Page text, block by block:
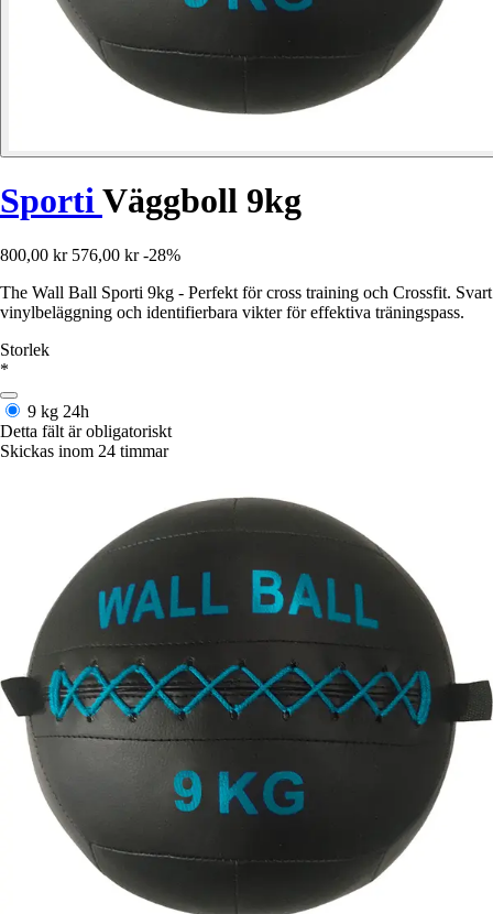
SportiVäggboll 9kg
800,00 kr 576,00 kr -28%
The Wall Ball Sporti 9kg - Perfekt för cross training och Crossfit. Svart
vinylbeläggning och identifierbara vikter för effektiva träningspass.
Storlek
*
9 kg 24h
Detta fält är obligatoriskt
Skickas inom 24 timmar